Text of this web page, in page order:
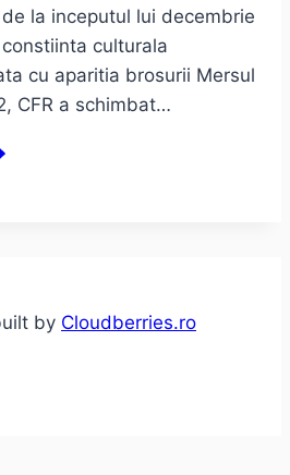
la inceputul lui decembrie
culturala
cu aparitia brosurii Mersul
CFR a schimbat…
by Cloudberries.ro